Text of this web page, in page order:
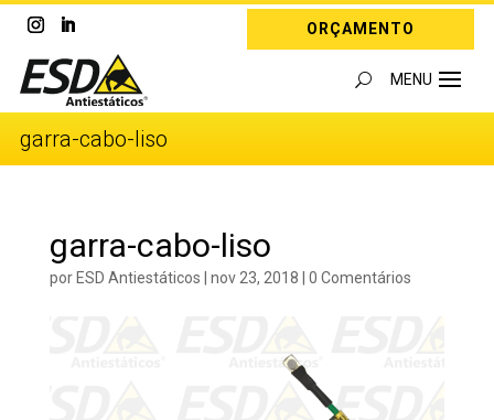
ORÇAMENTO
garra-cabo-liso
garra-cabo-liso
porESD Antiestáticos | nov 23, 2018 | 0 Comentários